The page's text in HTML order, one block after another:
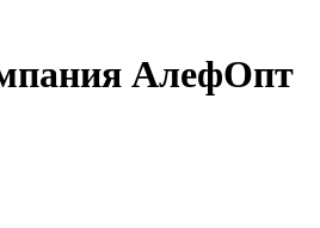
АлефОпт